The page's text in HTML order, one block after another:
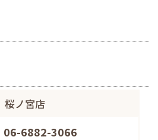
桜ノ宮店
06-6882-3066